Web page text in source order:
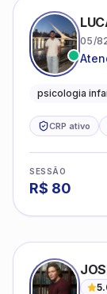
05/
psicologia
CRP ativo
SESSÃO
R$ 80